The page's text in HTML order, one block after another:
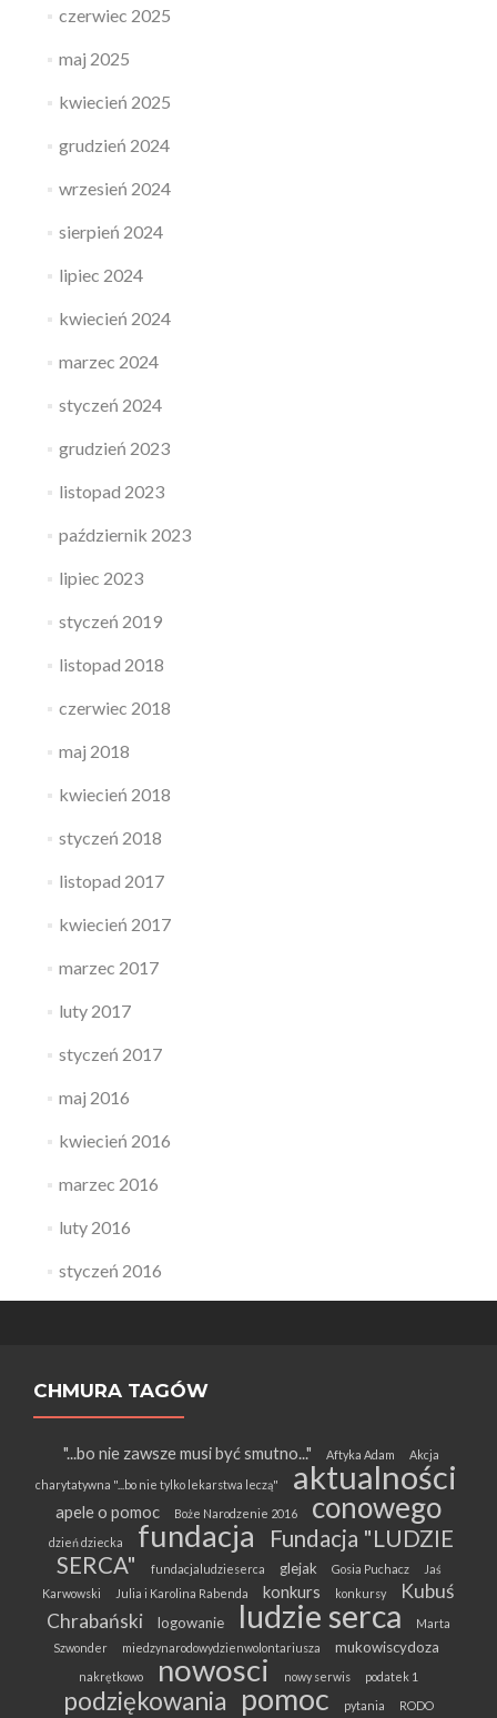
czerwiec 2025
maj 2025
kwiecień 2025
grudzień 2024
wrzesień 2024
sierpień 2024
lipiec 2024
kwiecień 2024
marzec 2024
styczeń 2024
grudzień 2023
listopad 2023
październik 2023
lipiec 2023
styczeń 2019
listopad 2018
czerwiec 2018
maj 2018
kwiecień 2018
styczeń 2018
listopad 2017
kwiecień 2017
marzec 2017
luty 2017
styczeń 2017
maj 2016
kwiecień 2016
marzec 2016
luty 2016
styczeń 2016
CHMURA TAGÓW
"...bo nie zawsze musi być smutno..." Aftyka Adam Akcja
charytatywna "...bo nie tylko lekarstwa leczą" aktualności
apele o pomoc Boże Narodzenie 2016 conowego
dzień dziecka fundacja
Fundacja "LUDZIE
SERCA"
fundacjaludzieserca glejak Gosia Puchacz
Jaś
Karwowski
Julia i Karolina Rabenda konkurs konkursy
Kubuś
Chrabański
logowanie ludzie serca
Marta
Szwonder
miedzynarodowydzienwolontariusza mukowiscydoza
nakrętkowo nowosci nowy serwis podatek 1
podziękowania pomoc pytania RODO